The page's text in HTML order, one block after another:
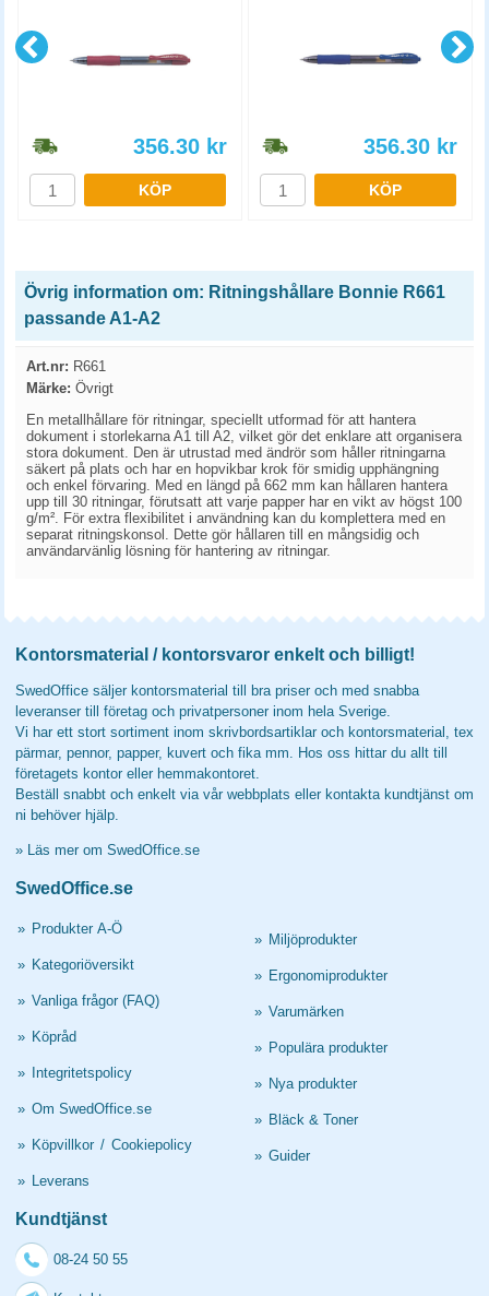
356.30 kr
KÖP
356.30 kr
KÖP
Övrig information om: Ritningshållare Bonnie R661
passande A1-A2
Art.nr: R661
Märke: Övrigt
En metallhållare för ritningar, speciellt utformad för att hantera
dokument i storlekarna A1 till A2, vilket gör det enklare att organisera
stora dokument. Den är utrustad med ändrör som håller ritningarna
säkert på plats och har en hopvikbar krok för smidig upphängning
och enkel förvaring. Med en längd på 662 mm kan hållaren hantera
upp till 30 ritningar, förutsatt att varje papper har en vikt av högst 100
g/m². För extra flexibilitet i användning kan du komplettera med en
separat ritningskonsol. Dette gör hållaren till en mångsidig och
användarvänlig lösning för hantering av ritningar.
Kontorsmaterial / kontorsvaror enkelt och billigt!
SwedOffice säljer kontorsmaterial till bra priser och med snabba
leveranser till företag och privatpersoner inom hela Sverige.
Vi har ett stort sortiment inom skrivbordsartiklar och kontorsmaterial, tex
pärmar, pennor, papper, kuvert och fika mm. Hos oss hittar du allt till
företagets kontor eller hemmakontoret.
Beställ snabbt och enkelt via vår webbplats eller kontakta kundtjänst om
ni behöver hjälp.
» Läs mer om SwedOffice.se
SwedOffice.se
» Produkter A-Ö
» Kategoriöversikt
» Vanliga frågor (FAQ)
» Köpråd
» Integritetspolicy
» Om SwedOffice.se
» Köpvillkor / Cookiepolicy
» Leverans
» Miljöprodukter
» Ergonomiprodukter
» Varumärken
» Populära produkter
» Nya produkter
» Bläck & Toner
» Guider
Kundtjänst
08-24 50 55